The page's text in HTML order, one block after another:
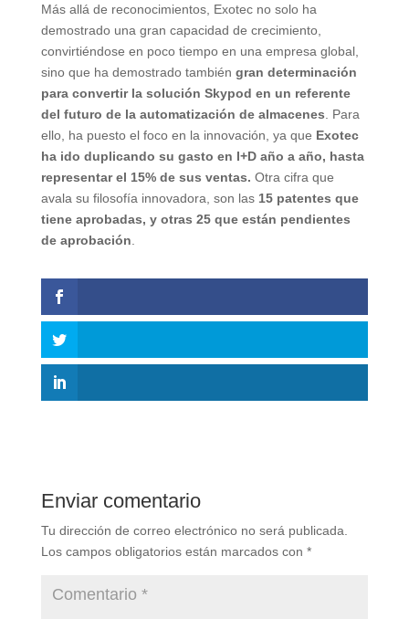
Más allá de reconocimientos, Exotec no solo ha
demostrado una gran capacidad de crecimiento,
convirtiéndose en poco tiempo en una empresa global,
sino que ha demostrado también gran determinación
para convertir la solución Skypod en un referente
del futuro de la automatización de almacenes . Para
ello, ha puesto el foco en la innovación, ya que Exotec
ha ido duplicando su gasto en I+D año a año, hasta
representar el 15% de sus ventas. Otra cifra que
avala su filosofía innovadora, son las 15 patentes que
tiene aprobadas, y otras 25 que están pendientes
de aprobación
Enviar comentario
Tu dirección de correo electrónico no será publicada.
Los campos obligatorios están marcados con *